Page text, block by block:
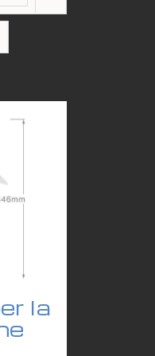
la